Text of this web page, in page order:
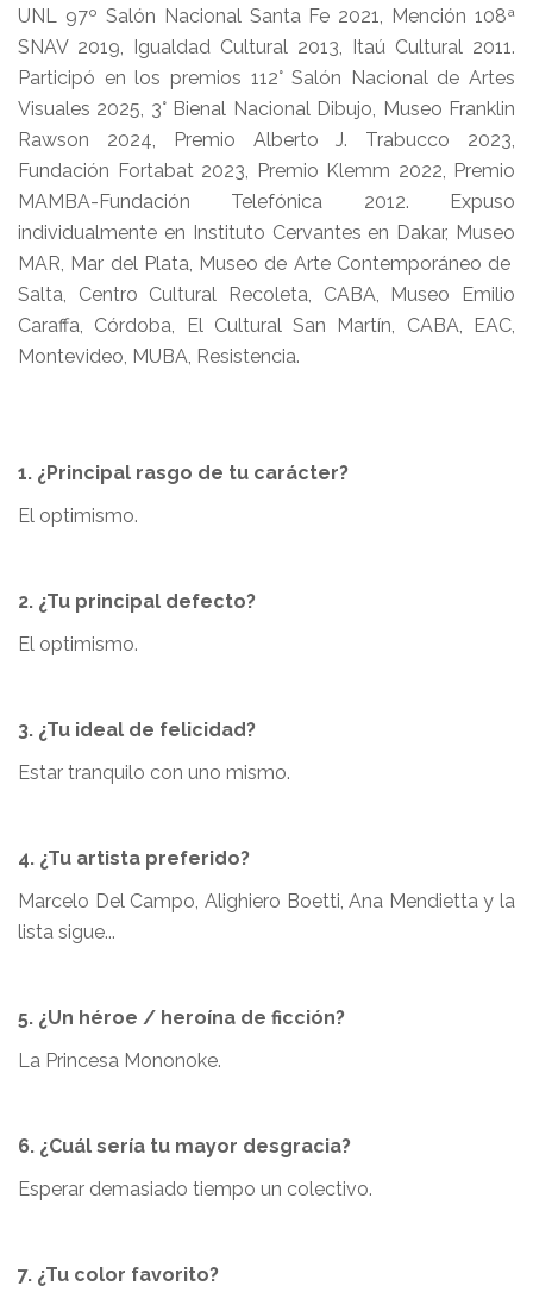
UNL 97º Salón Nacional Santa Fe 2021, Mención 108ª
SNAV 2019, Igualdad Cultural 2013, Itaú Cultural 2011.
Participó en los premios 112° Salón Nacional de Artes
Visuales 2025, 3° Bienal Nacional Dibujo, Museo Franklin
Rawson 2024, Premio Alberto J. Trabucco 2023,
Fundación Fortabat 2023, Premio Klemm 2022, Premio
MAMBA-Fundación Telefónica 2012. Expuso
individualmente en Instituto Cervantes en Dakar, Museo
MAR, Mar del Plata, Museo de Arte Contemporáneo de
Salta, Centro Cultural Recoleta, CABA, Museo Emilio
Caraffa, Córdoba, El Cultural San Martín, CABA, EAC,
Montevideo, MUBA, Resistencia.
1. ¿Principal rasgo de tu carácter?
El optimismo.
2. ¿Tu principal defecto?
El optimismo.
3. ¿Tu ideal de felicidad?
Estar tranquilo con uno mismo.
4. ¿Tu artista preferido?
Marcelo Del Campo, Alighiero Boetti, Ana Mendietta y la
lista sigue...
5. ¿Un héroe / heroína de ficción?
La Princesa Mononoke.
6. ¿Cuál sería tu mayor desgracia?
Esperar demasiado tiempo un colectivo.
7. ¿Tu color favorito?